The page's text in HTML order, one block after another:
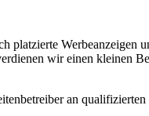
platzierte
wir einen kleinen
an